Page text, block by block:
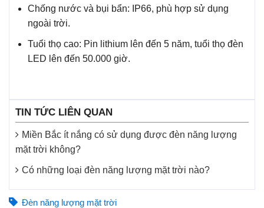
Chống nước và bụi bẩn: IP66, phù hợp sử dụng
ngoài trời.
Tuổi thọ cao: Pin lithium lên đến 5 năm, tuổi thọ đèn
LED lên đến 50.000 giờ.
TIN TỨC LIÊN QUAN
Miền Bắc ít nắng có sử dụng được đèn năng lượng
mặt trời không?
Có những loại đèn năng lượng mặt trời nào?
Đèn năng lượng mặt trời